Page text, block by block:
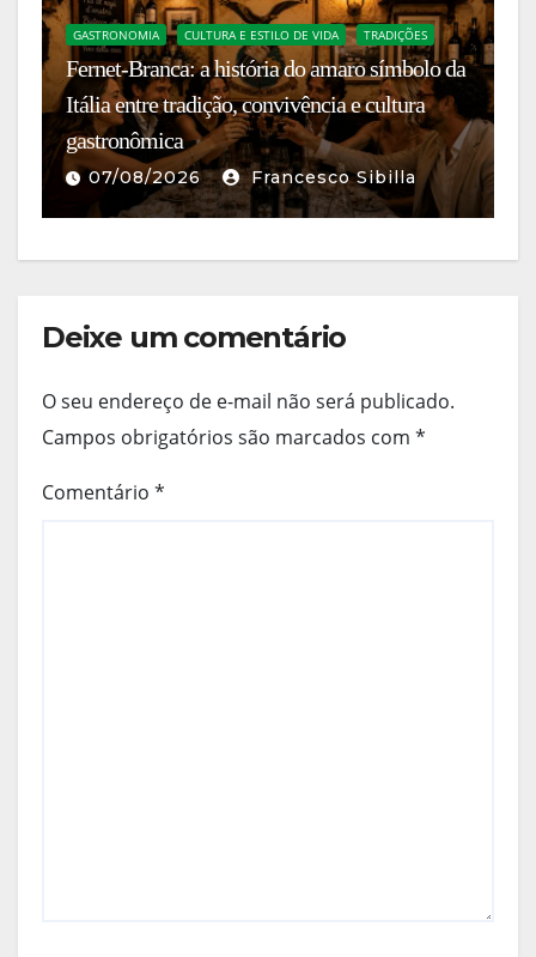
GASTRONOMIA CULTURA E ESTILO DE VIDA TRADIÇÕES
Fernet-Branca: a história do amaro símbolo da
Itália entre tradição, convivência e cultura
gastronômica
07/08/2026 Francesco Sibilla
Deixe um comentário
O seu endereço de e-mail não será publicado.
Campos obrigatórios são marcados com *
Comentário *